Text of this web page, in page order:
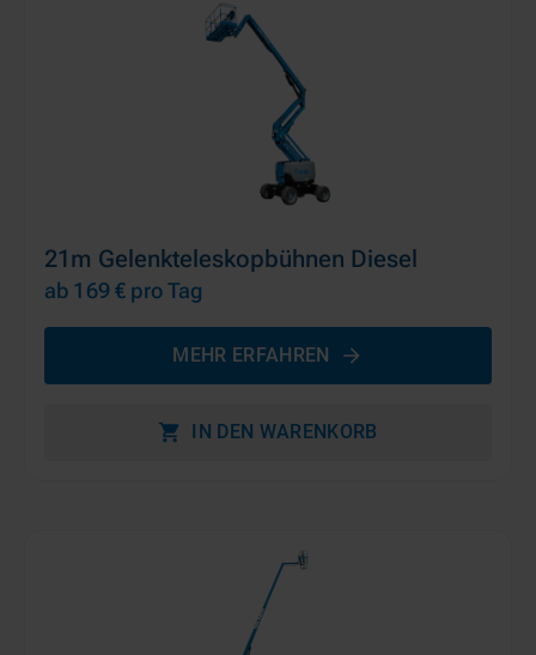
21m Gelenkteleskopbühnen Diesel
ab 169 € pro Tag
MEHR ERFAHREN
IN DEN WARENKORB